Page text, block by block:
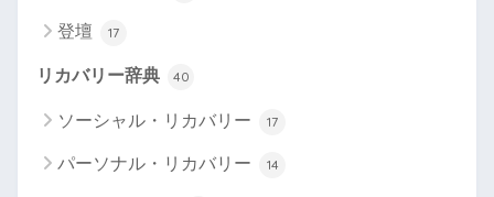
登壇 17
リカバリー辞典 40
ソーシャル・リカバリー 17
パーソナル・リカバリー 14